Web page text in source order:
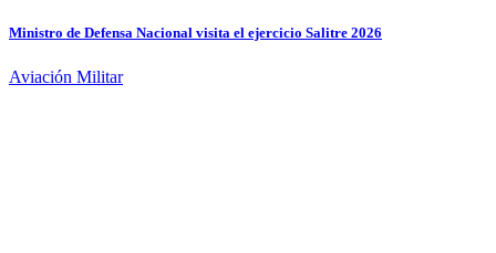
Ministro de Defensa Nacional visita el ejercicio Salitre 2026
Aviación Militar